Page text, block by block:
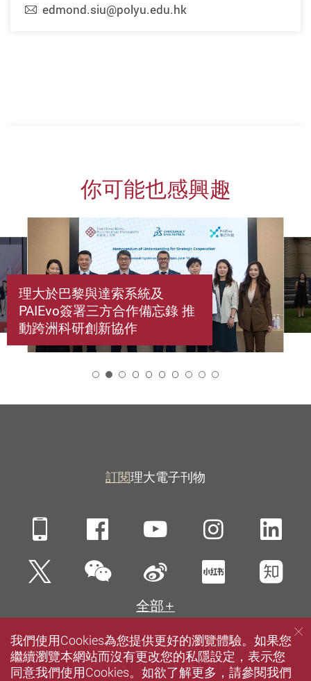
edmond.siu@polyu.edu.hk
你可能也感興趣
理大於巴黎與達索系統及
PAIEvo簽署三方合作備忘錄 推
動跨洲科研創新協作
訂閱理大電子刊物
Mobile FacebookYouTube
Twitter微信 新浪微博小紅書知
全部
網站指南 聯絡我們 私隱政策聲明
使用條款
無障礙網頁
招聘 傳媒 圖書館
我們使用Cookies為您提供更好的瀏覽體驗。如果您
繼續瀏覽本網站而沒有更改您的私隱設定，表示您
同意我們使用Cookies。如欲了解更多，請參閱我們